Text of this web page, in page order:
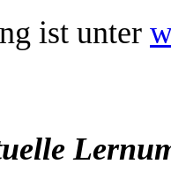
ist unter